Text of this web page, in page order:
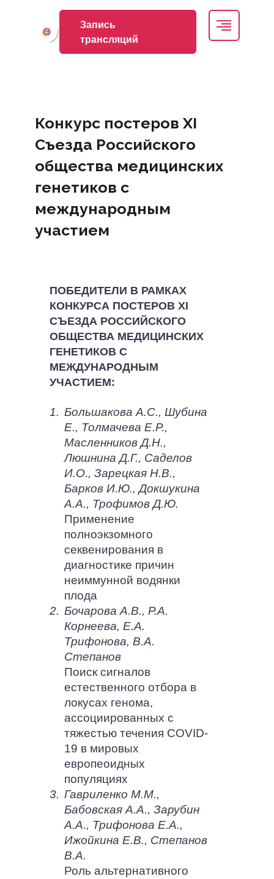
Запись
трансляций
Конкурс постеров XI
Съезда Российского
общества медицинских
генетиков с
международным
участием
ПОБЕДИТЕЛИ В РАМКАХ
КОНКУРСА ПОСТЕРОВ XI
СЪЕЗДА РОССИЙСКОГО
ОБЩЕСТВА МЕДИЦИНСКИХ
ГЕНЕТИКОВ С
МЕЖДУНАРОДНЫМ
УЧАСТИЕМ:
1. Большакова А.С., Шубина
Е., Толмачева Е.Р.,
Масленников Д.Н.,
Люшнина Д.Г., Саделов
И.О., Зарецкая Н.В.,
Барков И.Ю., Докшукина
А.А., Трофимов Д.Ю.
Применение
полноэкзомного
секвенирования в
диагностике причин
неиммунной водянки
плода
2. Бочарова А.В., Р.А.
Корнеева, Е.А.
Трифонова, В.А.
Степанов
Поиск сигналов
естественного отбора в
локусах генома,
ассоциированных с
тяжестью течения COVID-
19 в мировых
европеоидных
популяциях
3. Гавриленко М.М.,
Бабовская А.А., Зарубин
А.А., Трифонова Е.А.,
Ижойкина Е.В., Степанов
В.А.
Роль альтернативного